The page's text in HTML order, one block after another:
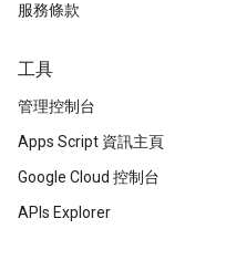
服務條款
工具
管理控制台
Apps Script 資訊主頁
Google Cloud 控制台
APIs Explorer